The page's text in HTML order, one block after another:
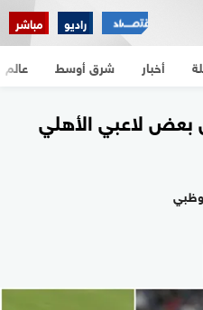
راديو مباشر
أخبار شرق أوسط عالم
بعض لاعبي الأهلي